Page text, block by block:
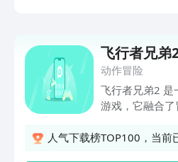
略：1、而且
可以发挥自己的
2、最重要的是
设置也是不同
点：1、开始一
风打造，玩起
飞行者兄弟
动作冒险
飞行者兄弟2 是
游戏，它融合
神秘世界。游戏
人气下载榜TOP100，当前